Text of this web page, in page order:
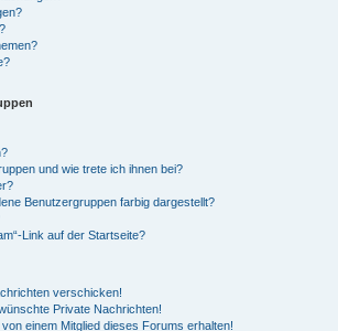
und wie trete ich ihnen bei?
Benutzergruppen farbig dargestellt?
Link auf der Startseite?
verschicken!
Private Nachrichten!
einem Mitglied dieses Forums erhalten!